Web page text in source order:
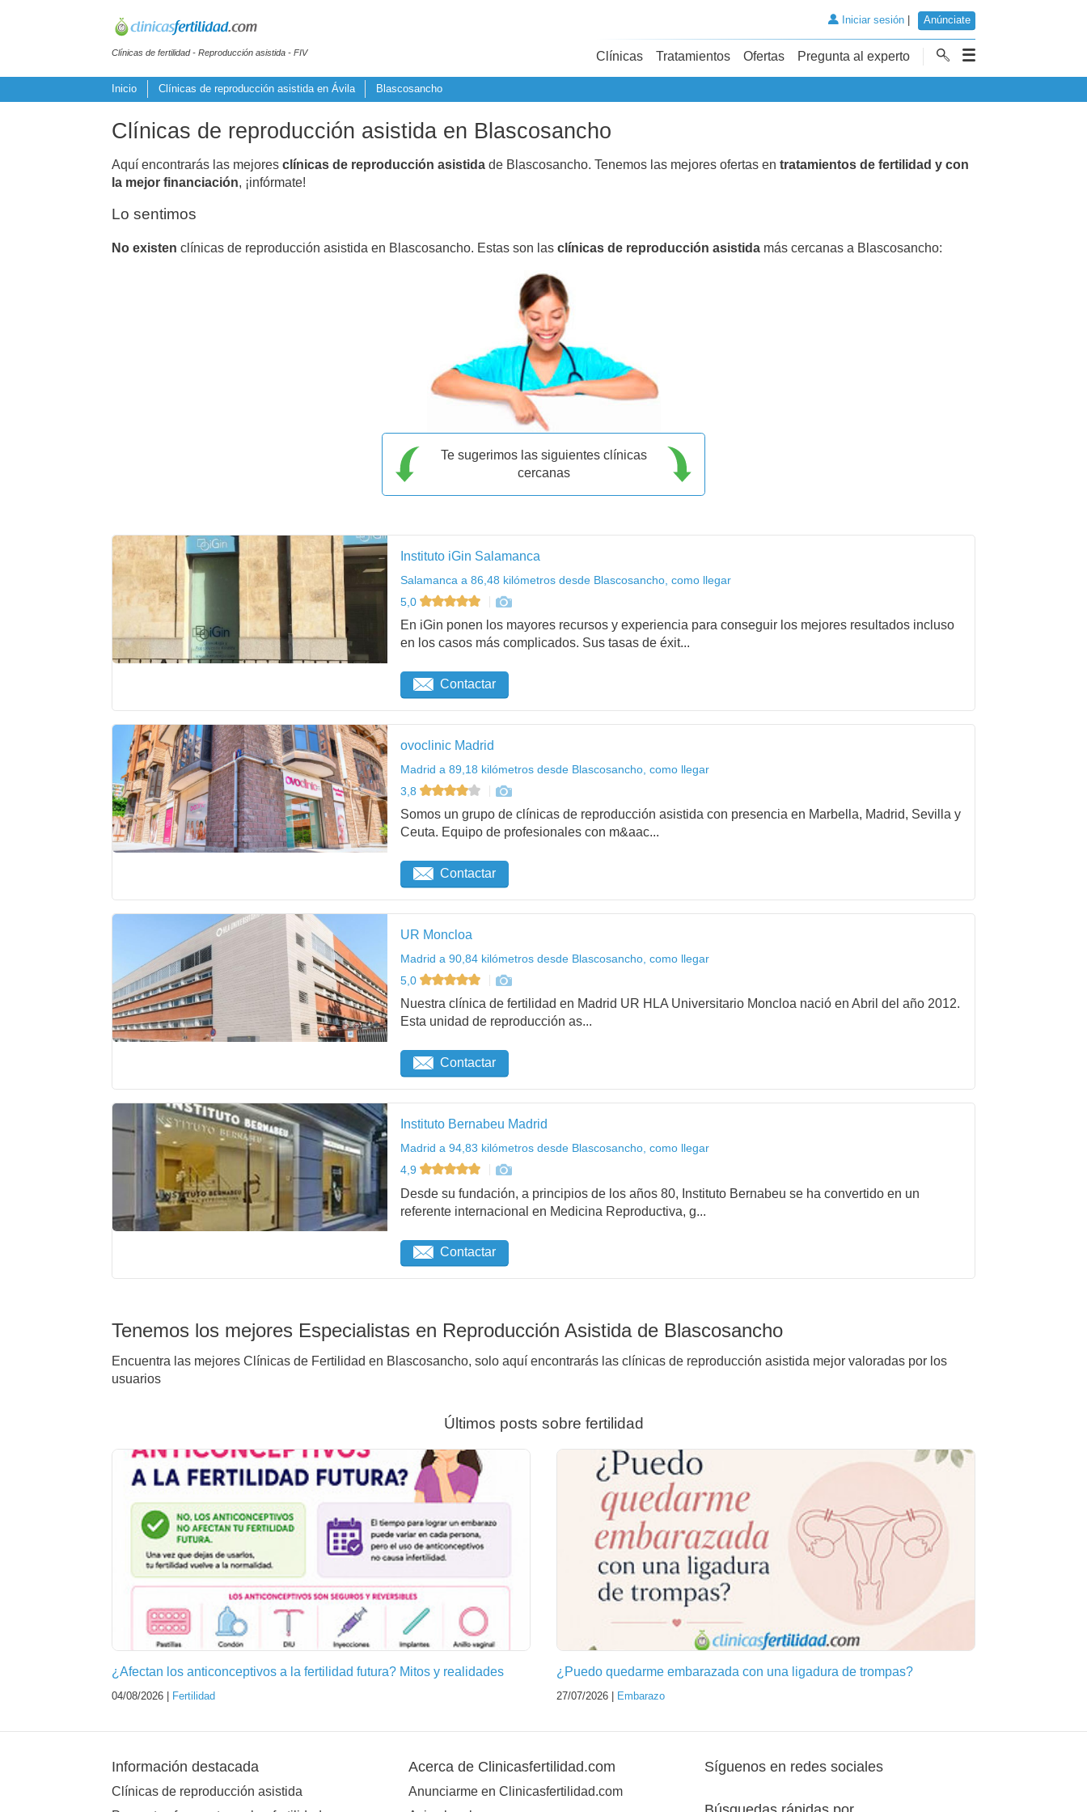
Clínicas de fertilidad - Reproducción asistida - FIV
Iniciar sesión| Anúnciate
Clínicas Tratamientos Ofertas Pregunta al experto
Inicio Clínicas de reproducción asistida en Ávila Blascosancho
Clínicas de reproducción asistida en Blascosancho
Aquí encontrarás las mejores clínicas de reproducción asistida de Blascosancho. Tenemos las mejores ofertas en tratamientos de fertilidad y con
la mejor financiación, ¡infórmate!
Lo sentimos
No existen clínicas de reproducción asistida en Blascosancho. Estas son las clínicas de reproducción asistida más cercanas a Blascosancho:
Te sugerimos las siguientes clínicas
cercanas
Instituto iGin Salamanca
Salamanca a 86,48 kilómetros desde Blascosancho, como llegar
5,0
En iGin ponen los mayores recursos y experiencia para conseguir los mejores resultados incluso
en los casos más complicados. Sus tasas de éxit...
Contactar
ovoclinic Madrid
Madrid a 89,18 kilómetros desde Blascosancho, como llegar
3,8
Somos un grupo de clínicas de reproducción asistida con presencia en Marbella, Madrid, Sevilla y
Ceuta. Equipo de profesionales con m&aac...
Contactar
UR Moncloa
Madrid a 90,84 kilómetros desde Blascosancho, como llegar
5,0
Nuestra clínica de fertilidad en Madrid UR HLA Universitario Moncloa nació en Abril del año 2012.
Esta unidad de reproducción as...
Contactar
Instituto Bernabeu Madrid
Madrid a 94,83 kilómetros desde Blascosancho, como llegar
4,9
Desde su fundación, a principios de los años 80, Instituto Bernabeu se ha convertido en un
referente internacional en Medicina Reproductiva, g...
Contactar
Tenemos los mejores Especialistas en Reproducción Asistida de Blascosancho
Encuentra las mejores Clínicas de Fertilidad en Blascosancho, solo aquí encontrarás las clínicas de reproducción asistida mejor valoradas por los
usuarios
Últimos posts sobre fertilidad
¿Afectan los anticonceptivos a la fertilidad futura? Mitos y realidades
04/08/2026 | Fertilidad
¿Puedo quedarme embarazada con una ligadura de trompas?
27/07/2026 | Embarazo
Información destacada
Clínicas de reproducción asistida
Acerca de Clinicasfertilidad.com
Anunciarme en Clinicasfertilidad.com
Síguenos en redes sociales